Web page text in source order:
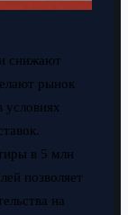
снижают
рынок
в 5 млн
позволяет
на